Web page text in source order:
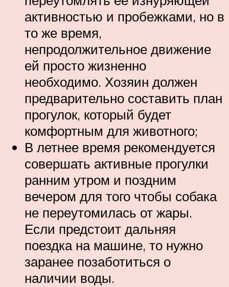
активностью и пробежками, но в
то же время,
непродолжительное движение
ей просто жизненно
необходимо. Хозяин должен
предварительно составить план
прогулок, который будет
комфортным для животного;
В летнее время рекомендуется
совершать активные прогулки
ранним утром и поздним
вечером для того чтобы собака
не переутомилась от жары.
Если предстоит дальняя
поездка на машине, то нужно
заранее позаботиться о
наличии воды.